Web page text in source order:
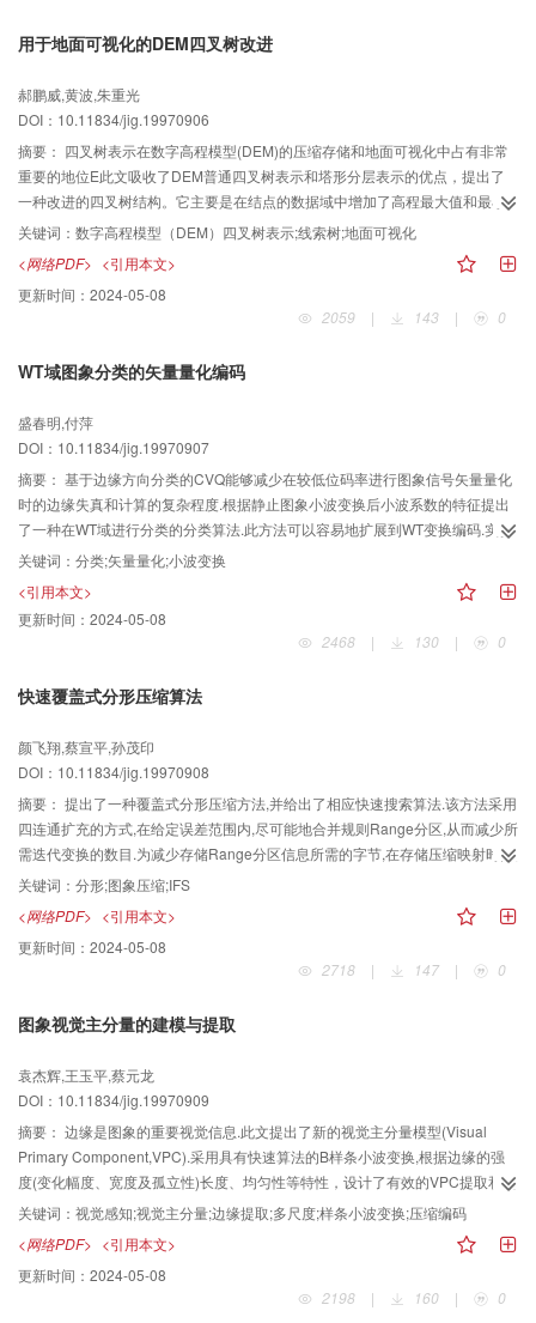
用于地面可视化的DEM四叉树改进
郝鹏威,黄波,朱重光
DOI：10.11834/jig.19970906
摘要： 四叉树表示在数字高程模型(DEM)的压缩存储和地面可视化中占有非常
重要的地位E此文吸收了DEM普通四叉树表示和塔形分层表示的优点，提出了
一种改进的四叉树结构。它主要是在结点的数据域中增加了高程最大值和最小
值项，并把四叉树线索化了。经过改进的四叉树结构使DEM在地面可视化中进
关键词： 数字高程模型（DEM）四叉树表示;线索树;地面可视化
<网络PDF> <引用本文>
更新时间： 2024-05-08
2059
| 143 | 0
WT域图象分类的矢量量化编码
盛春明,付萍
DOI：10.11834/jig.19970907
摘要： 基于边缘方向分类的CVQ能够减少在较低位码率进行图象信号矢量量化
时的边缘失真和计算的复杂程度.根据静止图象小波变换后小波系数的特征提出
了一种在WT域进行分类的分类算法.此方法可以容易地扩展到WT变换编码.实验
结果表明,与同类方法相比,在相同或稍高信噪比的情况下,此方法的位码率大大减
关键词： 分类;矢量量化;小波变换
<引用本文>
更新时间： 2024-05-08
2468
| 130 | 0
快速覆盖式分形压缩算法
颜飞翔,蔡宣平,孙茂印
DOI：10.11834/jig.19970908
摘要： 提出了一种覆盖式分形压缩方法,并给出了相应快速搜索算法.该方法采用
四连通扩充的方式,在给定误差范围内,尽可能地合并规则Range分区,从而减少所
需迭代变换的数目.为减少存储Range分区信息所需的字节,在存储压缩映射时,根
据Range分区多边形的边数调整存储顺序,对于那些复杂的Range分区,只记录其
外接矩形框信息.在解码时,采用一种覆盖式绘制方法,可以完全恢复原Range分区
情形.通过对Lenna,图象的实验表明,在恢复图象的信噪比为29.63dB时,可以达到
41倍的压缩倍数.
关键词： 分形;图象压缩;IFS
<网络PDF> <引用本文>
更新时间： 2024-05-08
2718
| 147 | 0
图象视觉主分量的建模与提取
袁杰辉,王玉平,蔡元龙
DOI：10.11834/jig.19970909
摘要： 边缘是图象的重要视觉信息.此文提出了新的视觉主分量模型(Visual
Primary Component,VPC).采用具有快速算法的B样条小波变换,根据边缘的强
度(变化幅度、宽度及孤立性)长度、均匀性等特性，设计了有效的VPC提取和编
码算法，并给出了计算机模拟结果。
关键词： 视觉感知;视觉主分量;边缘提取;多尺度;样条小波变换;压缩编码
<网络PDF> <引用本文>
更新时间： 2024-05-08
2198
| 160 | 0